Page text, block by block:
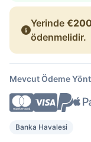
Yerinde
ödenmelidir.
Mevcut Ödeme
Banka Havalesi